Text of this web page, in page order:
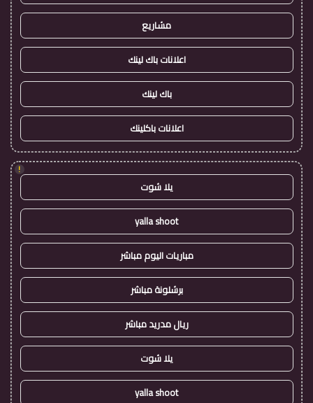
مشاريع
اعلانات باك لينك
باك لينك
اعلانات باكلينك
!
يلا شوت
yalla shoot
مباريات اليوم مباشر
برشلونة مباشر
ريال مدريد مباشر
يلا شوت
yalla shoot